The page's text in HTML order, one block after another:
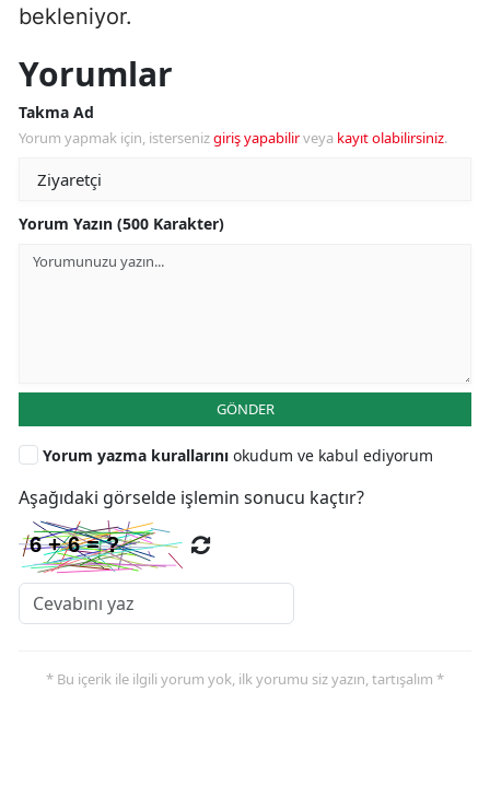
bekleniyor.
Yorumlar
Takma Ad
Yorum yapmak için, istersenizgiriş yapabilirveya kayıt olabilirsiniz.
Yorum Yazın (500 Karakter)
GÖNDER
Yorum yazma kurallarını okudum ve kabul ediyorum
Aşağıdaki görselde işlemin sonucu kaçtır?
* Bu içerik ile ilgili yorum yok, ilk yorumu siz yazın, tartışalım *